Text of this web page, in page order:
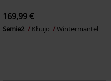
169,99 €
Semie2 Khujo Wintermantel